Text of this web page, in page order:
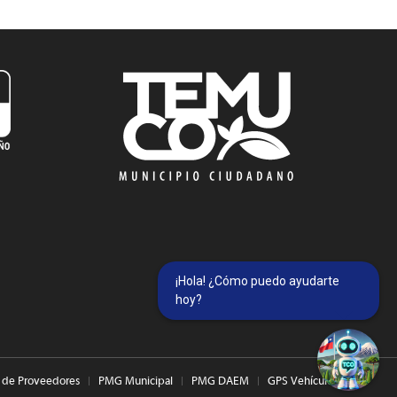
de Proveedores PMG Municipal PMG DAEM GPS Vehículos
¡Hola! ¿Cómo puedo ayudarte
hoy?